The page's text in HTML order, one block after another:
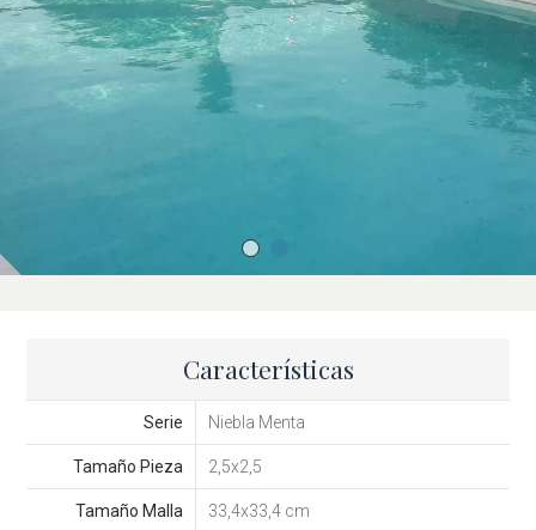
Características
Serie Niebla Menta
Tamaño Pieza 2,5x2,5
Tamaño Malla 33,4x33,4 cm